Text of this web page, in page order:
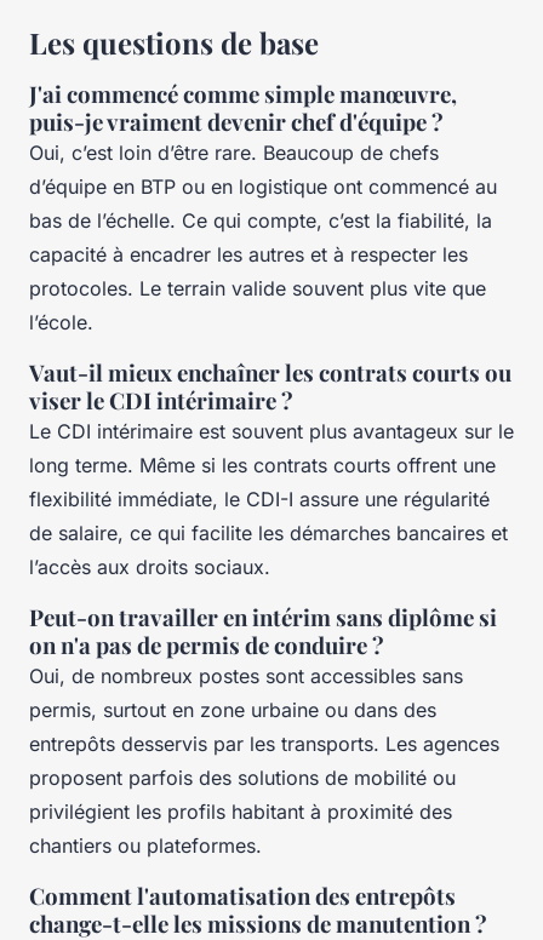
Les questions de base
J'ai commencé comme simple manœuvre,
puis-je vraiment devenir chef d'équipe ?
Oui, c’est loin d’être rare. Beaucoup de chefs
d’équipe en BTP ou en logistique ont commencé au
bas de l’échelle. Ce qui compte, c’est la fiabilité, la
capacité à encadrer les autres et à respecter les
protocoles. Le terrain valide souvent plus vite que
l’école.
Vaut-il mieux enchaîner les contrats courts ou
viser le CDI intérimaire ?
Le CDI intérimaire est souvent plus avantageux sur le
long terme. Même si les contrats courts offrent une
flexibilité immédiate, le CDI-I assure une régularité
de salaire, ce qui facilite les démarches bancaires et
l’accès aux droits sociaux.
Peut-on travailler en intérim sans diplôme si
on n'a pas de permis de conduire ?
Oui, de nombreux postes sont accessibles sans
permis, surtout en zone urbaine ou dans des
entrepôts desservis par les transports. Les agences
proposent parfois des solutions de mobilité ou
privilégient les profils habitant à proximité des
chantiers ou plateformes.
Comment l'automatisation des entrepôts
change-t-elle les missions de manutention ?